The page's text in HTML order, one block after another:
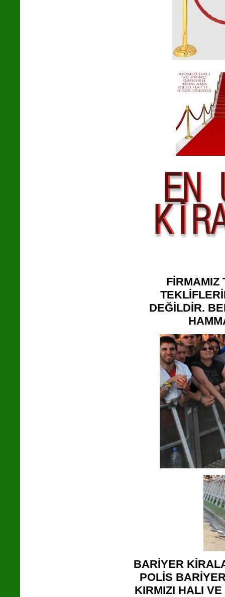
FİRMAMIZ
DEĞİLDİR.
BARİYER
POLİS
KIRMIZI HALI